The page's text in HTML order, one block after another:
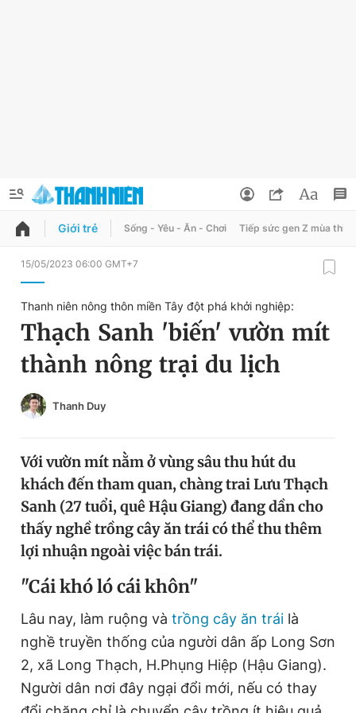
QUẢNG CÁO
Chuyên mục
Chào ngày mới
Tin thị trường Tin 360
Video Magazine
Thông tin tòa soạn Liên hệ quảng cáo
Đổi mật khẩu
Tin đã lưu
Giới trẻ Sống - Yêu - Ăn - Chơi Tiếp sức gen Z mùa thi
15/05/2023 06:00 GMT+7
Thanh niên nông thôn miền Tây đột phá khởi nghiệp:
Thạch Sanh 'biến' vườn mít
thành nông trại du lịch
Thanh Duy
Với vườn mít nằm ở vùng sâu thu hút du
khách đến tham quan, chàng trai Lưu Thạch
Sanh (27 tuổi, quê Hậu Giang) đang dần cho
thấy nghề trồng cây ăn trái có thể thu thêm
lợi nhuận ngoài việc bán trái.
"Cái khó ló cái khôn"
Lâu nay, làm ruộng và trồng cây ăn trái là
nghề truyền thống của người dân ấp Long Sơn
2, xã Long Thạch, H.Phụng Hiệp (Hậu Giang).
Người dân nơi đây ngại đổi mới, nếu có thay